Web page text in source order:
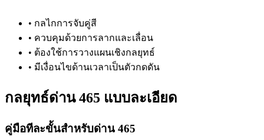
• กลไกการจับคู่สี
• ควบคุมด้วยการลากและเลื่อน
• ต้องใช้การวางแผนเชิงกลยุทธ์
• มีเงื่อนไขด้านเวลาเป็นตัวกดดัน
กลยุทธ์ด่าน 465 แบบละเอียด
คู่มือทีละขั้นสำหรับด่าน 465